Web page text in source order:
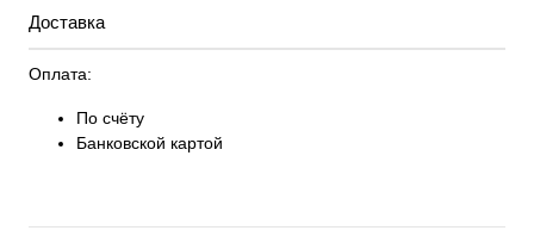
Доставка
Оплата:
По счёту
Банковской картой